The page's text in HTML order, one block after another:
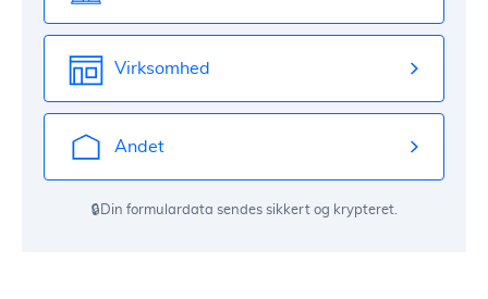
Virksomhed
Andet
🔒Din formulardata sendes sikkert og krypteret.